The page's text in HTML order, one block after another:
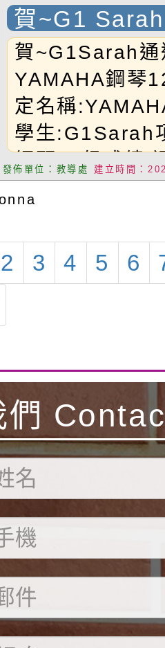
賀~G1
YAMAHA鋼
賀~G1Sarah通
YAMAHA鋼琴
定名稱
學生:G1Sarah
鋼琴12級成績:
Sarah同學!
發佈單位：教導處 建立時間：
2 3 4 5 6
們